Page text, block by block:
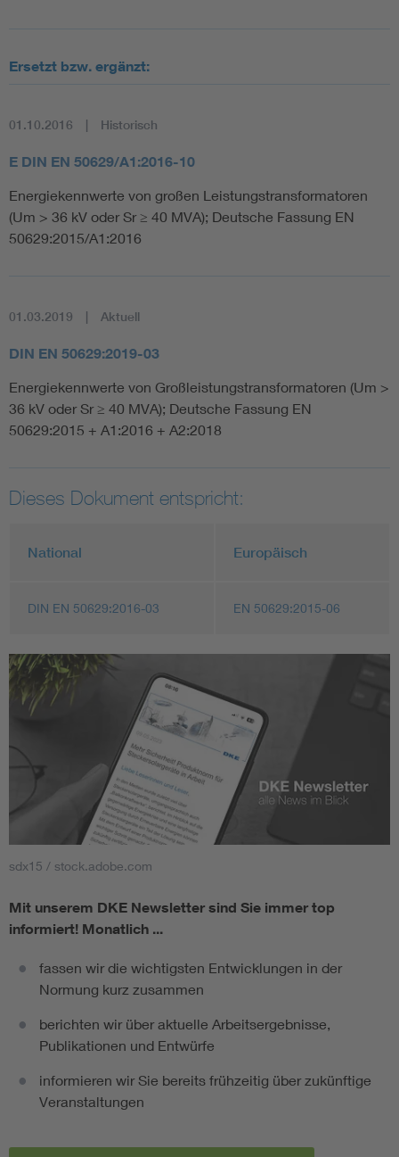
Ersetzt bzw. ergänzt:
01.10.2016 Historisch
E DIN EN 50629/A1:2016-10
Energiekennwerte von großen Leistungstransformatoren
(Um > 36 kV oder Sr ≥ 40 MVA); Deutsche Fassung EN
50629:2015/A1:2016
01.03.2019 Aktuell
DIN EN 50629:2019-03
Energiekennwerte von Großleistungstransformatoren (Um >
36 kV oder Sr ≥ 40 MVA); Deutsche Fassung EN
50629:2015 + A1:2016 + A2:2018
Dieses Dokument entspricht:
National Europäisch
DIN EN 50629:2016-03 EN 50629:2015-06
sdx15 / stock.adobe.com
Mit unserem DKE Newsletter sind Sie immer top
informiert! Monatlich ...
fassen wir die wichtigsten Entwicklungen in der
Normung kurz zusammen
berichten wir über aktuelle Arbeitsergebnisse,
Publikationen und Entwürfe
informieren wir Sie bereits frühzeitig über zukünftige
Veranstaltungen